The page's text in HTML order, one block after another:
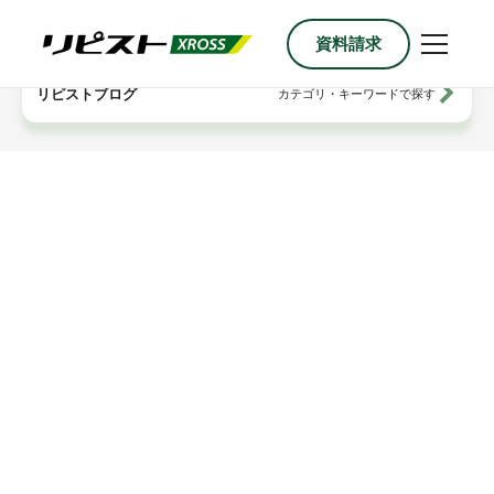
を
資料請求
リピストブログ カテゴリ・キーワードで探す